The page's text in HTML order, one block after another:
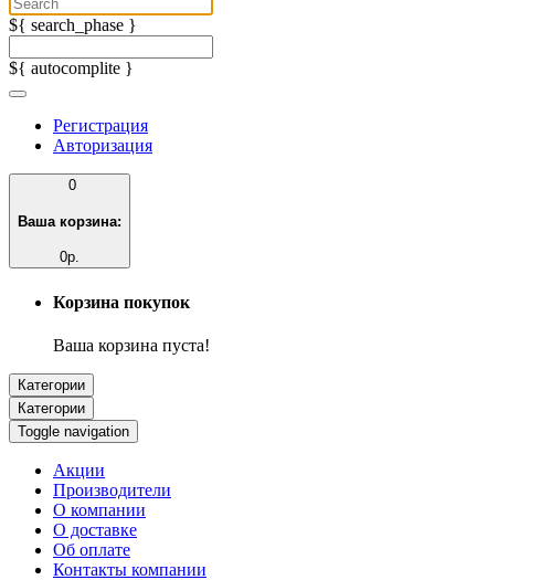
${ search_phase }
${ autocomplite }
Регистрация
Авторизация
0
Ваша корзина:
0р.
Корзина покупок
Ваша корзина пуста!
Категории
Категории
Toggle navigation
Акции
Производители
О компании
О доставке
Об оплате
Контакты компании